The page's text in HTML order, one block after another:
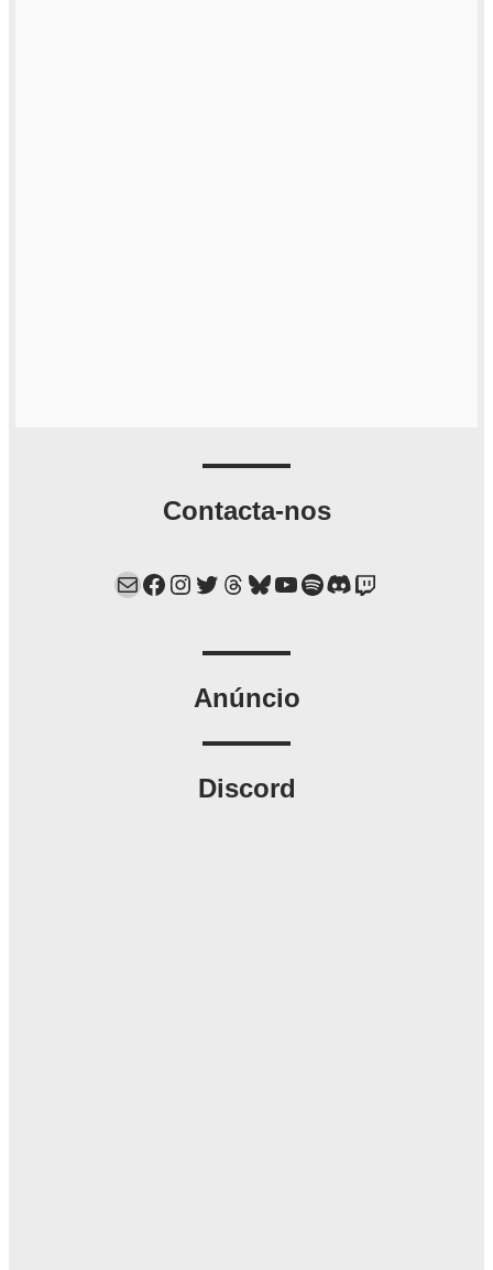
Contacta-nos
Mail Facebook Instagram Twitter Threads Bluesky YouTube Spotify Discord Twitch
Anúncio
Discord